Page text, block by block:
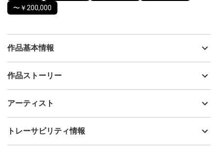
〜￥200,000
作品基本情報
出品者
制作年
アクリル
作品ストーリー
アーティスト
Yuri Udagawa
フォローする
トレーサビリティ情報